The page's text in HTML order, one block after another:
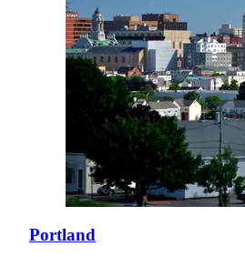
Portland